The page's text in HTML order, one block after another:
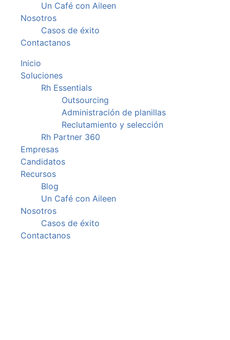
Un Café con Aileen
Nosotros
Casos de éxito
Contactanos
Inicio
Soluciones
Rh Essentials
Outsourcing
Administración de planillas
Reclutamiento y selección
Rh Partner 360
Empresas
Candidatos
Recursos
Blog
Un Café con Aileen
Nosotros
Casos de éxito
Contactanos